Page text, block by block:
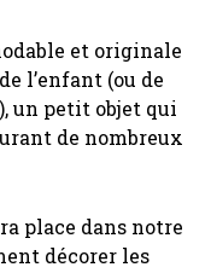
et originale
l’enfant (ou de
un petit objet qui
de nombreux
place dans notre
décorer les